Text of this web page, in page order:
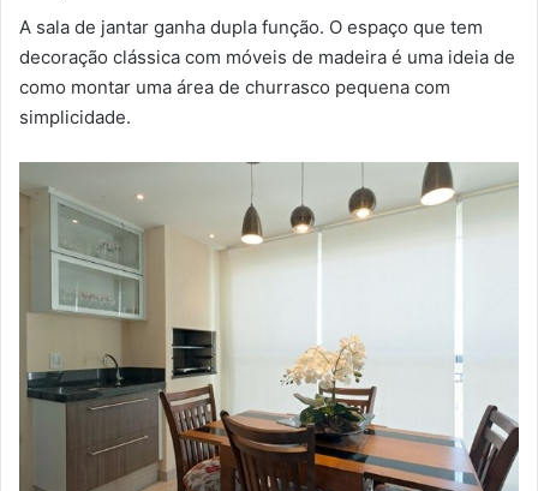
A sala de jantar ganha dupla função. O espaço que tem
decoração clássica com móveis de madeira é uma ideia de
como montar uma área de churrasco pequena com
simplicidade.